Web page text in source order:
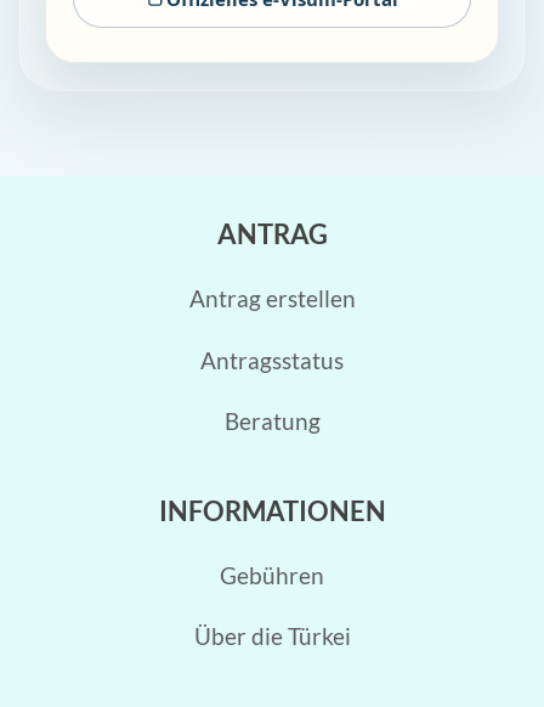
ANTRAG
Antrag erstellen
Antragsstatus
Beratung
INFORMATIONEN
Gebühren
Über die Türkei